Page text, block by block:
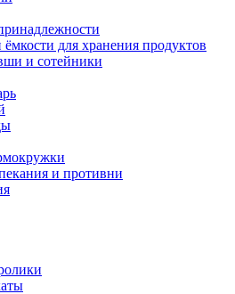
для хранения продуктов
и сотейники
и противни